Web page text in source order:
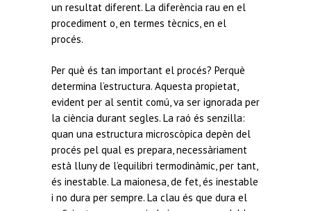
un resultat diferent. La diferència rau en el
procediment o, en termes tècnics, en el
procés.
Per què és tan important el procés? Perquè
determina l’estructura. Aquesta propietat,
evident per al sentit comú, va ser ignorada per
la ciència durant segles. La raó és senzilla:
quan una estructura microscòpica depèn del
procés pel qual es prepara, necessàriament
està lluny de l’equilibri termodinàmic, per tant,
és inestable. La maionesa, de fet, és inestable
i no dura per sempre. La clau és que dura el